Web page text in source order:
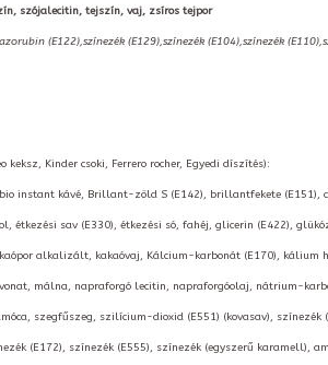
szójalecitin, tejszín, vaj, zsíros tejpor
(E122),színezék (E129),színezék (E104),színezék
Kinder csoki, Ferrero rocher, Egyedi díszítés):
instant kávé, Brillant-zöld S (E142), brillantfekete (E151),
étkezési sav (E330), étkezési só, fahéj, glicerin (E422),
alkalizált, kakaóvaj, Kálcium-karbonát (E170),
málna, napraforgó lecitin, napraforgóolaj, nátrium-
szegfűszeg, szilícium-dioxid (E551) (kovasav), színezék
(E172), színezék (E555), színezék (egyszerű